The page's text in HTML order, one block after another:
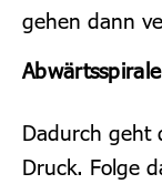
gehen dann
Dadurch geht
Druck. Folge